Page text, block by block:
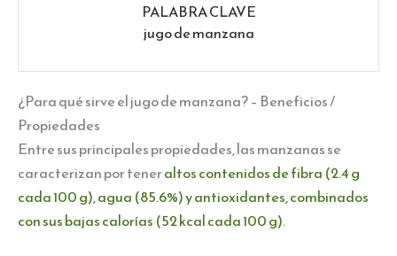
PALABRA CLAVE
jugo de manzana
¿Para qué sirve el jugo de manzana? – Beneficios /
Propiedades
Entre sus principales propiedades, las manzanas se
caracterizan por teneraltos contenidos de fibra (2.4 g
cada 100 g), agua (85.6%) y antioxidantes, combinados
con sus bajas calorías (52 kcal cada 100 g).